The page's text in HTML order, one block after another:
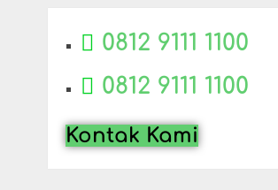
0812 9111 1100
0812 9111 1100
Kontak Kami